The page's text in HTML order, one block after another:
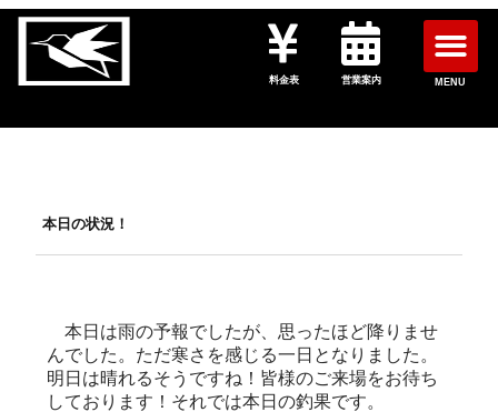
料金表 営業案内 MENU
本日の状況！
本日は雨の予報でしたが、思ったほど降りませ
んでした。ただ寒さを感じる一日となりました。
明日は晴れるそうですね！皆様のご来場をお待ち
しております！それでは本日の釣果です。